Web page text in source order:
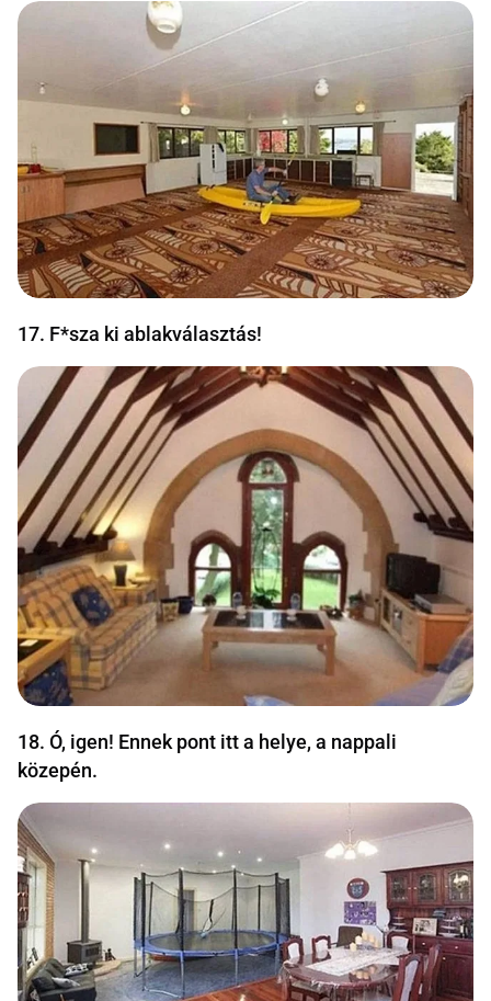
17. F*sza ki ablakválasztás!
18. Ó, igen! Ennek pont itt a helye, a nappali
közepén.